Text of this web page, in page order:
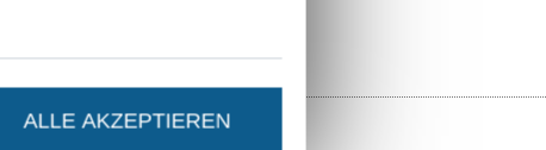
ALLE AKZEPTIEREN